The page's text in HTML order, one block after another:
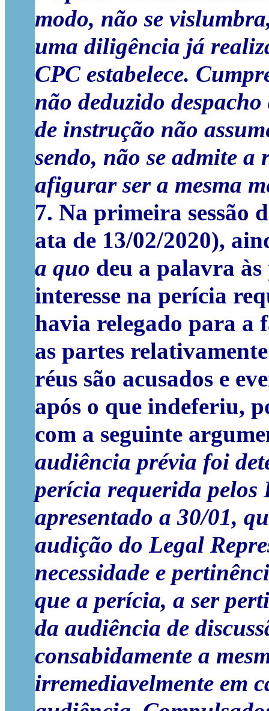
modo, não se
uma diligência já
CPC estabelece.
não deduzido
de instrução não
sendo, não se admite a
afigurar ser a mesma
7. Na primeira sessão
ata de 13/02/2020),
a quo deu a palavra
interesse na perícia
havia relegado para a
as partes
réus são acusados e
após o que indeferiu,
com a seguinte
audiência prévia foi
perícia requerida pelos
apresentado a 30/01,
audição do Legal
necessidade e
que a perícia, a ser
da audiência de
consabidamente a
irremediavelmente em